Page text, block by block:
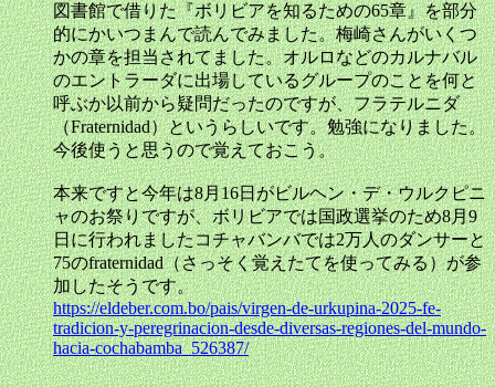
図書館で借りた『ボリビアを知るための65章』を部分
的にかいつまんで読んでみました。梅崎さんがいくつ
かの章を担当されてました。オルロなどのカルナバル
のエントラーダに出場しているグループのことを何と
呼ぶか以前から疑問だったのですが、フラテルニダ
（Fraternidad）というらしいです。勉強になりました。
今後使うと思うので覚えておこう。
本来ですと今年は8月16日がビルヘン・デ・ウルクピニ
ャのお祭りですが、ボリビアでは国政選挙のため8月9
日に行われましたコチャバンバでは2万人のダンサーと
75のfraternidad（さっそく覚えたてを使ってみる）が参
加したそうです。
https://eldeber.com.bo/pais/virgen-de-urkupina-2025-fe-
tradicion-y-peregrinacion-desde-diversas-regiones-del-mundo-
hacia-cochabamba_526387/